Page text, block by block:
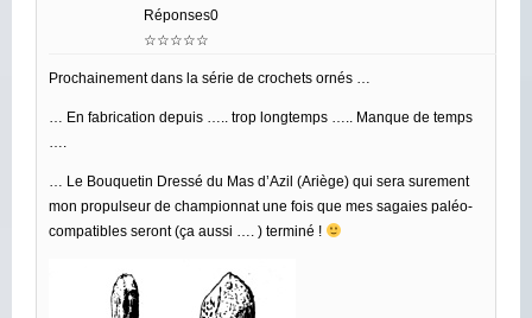
Réponses0
☆☆☆☆☆
Prochainement dans la série de crochets ornés …
… En fabrication depuis ….. trop longtemps ….. Manque de temps
….
… Le Bouquetin Dressé du Mas d’Azil (Ariège) qui sera surement
mon propulseur de championnat une fois que mes sagaies paléo-
compatibles seront (ça aussi …. ) terminé !